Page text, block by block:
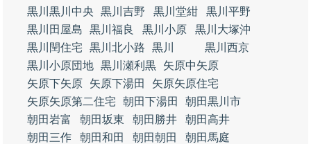
黒川黒川中央
黒川吉野 黒川堂紺
黒川平野
黒川田屋島
黒川福良 黒川小原
黒川大塚沖
黒川閏住宅
黒川北小路 黒川
黒川西京
黒川小原団地 黒川瀬利黒
矢原中矢原
矢原下矢原
矢原下湯田
矢原矢原住宅
矢原矢原第二住宅
朝田下湯田
朝田黒川市
朝田岩富
朝田坂東 朝田勝井
朝田高井
朝田三作
朝田和田 朝田朝田
朝田馬庭